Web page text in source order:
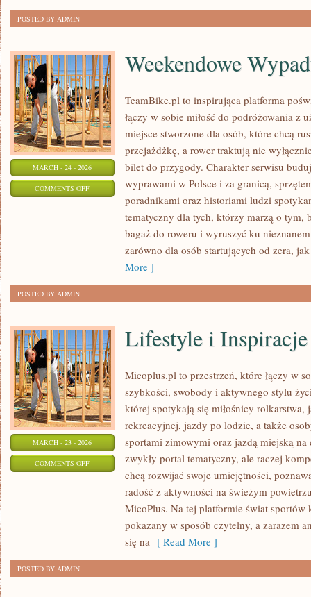
POSTED BY ADMIN
MARCH - 24 - 2026
COMMENTS OFFON
WEEKENDOWE
Weekendowe
TeamBike.pl to inspirująca platforma
łączy w sobie miłość do podróżowania z
miejsce stworzone dla osób, które chcą
przejażdżkę, a rower traktują nie
bilet do przygody. Charakter serwisu
wyprawami w Polsce i za granicą,
poradnikami oraz historiami ludzi
tematyczny dla tych, którzy marzą o tym,
bagaż do roweru i wyruszyć ku
zarówno dla osób startujących od zera,
More ]
POSTED BY ADMIN
MARCH - 23 - 2026
COMMENTS OFFON
LIFESTYLE
INSPIRACJE
Lifestyle i Inspiracje
Micoplus.pl to przestrzeń, które łączy w
szybkości, swobody i aktywnego stylu
której spotykają się miłośnicy rolkarstwa,
rekreacyjnej, jazdy po lodzie, a także
sportami zimowymi oraz jazdą miejską na
zwykły portal tematyczny, ale raczej
chcą rozwijać swoje umiejętności,
radość z aktywności na świeżym
MicoPlus. Na tej platformie świat sportów
pokazany w sposób czytelny, a zarazem
się na [ Read More ]
POSTED BY ADMIN